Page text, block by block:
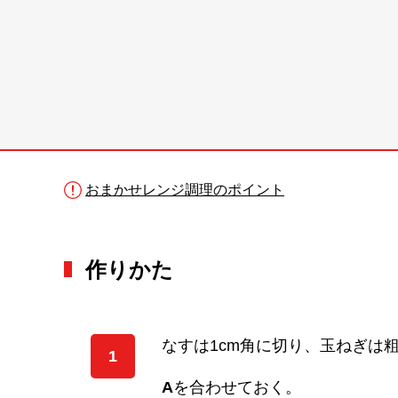
おまかせレンジ調理のポイント
作りかた
1
なすは1cm角に切り、玉ねぎは
Aを合わせておく。